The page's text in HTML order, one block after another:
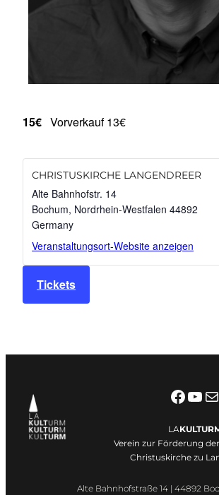
15€ Vorverkauf 13€
CHRISTUSKIRCHE LANGENDREER
Alte Bahnhofstr. 14
Bochum, Nordrhein-Westfalen 44892
Germany
Veranstaltungsort-Website anzeigen
Tickets
E-
LA
Verein zur Förderung
Christuskirche zu
Alte Bahnhofstraße 14 | 44892